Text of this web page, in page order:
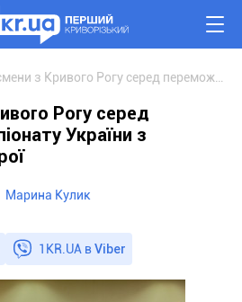
Рогу серед
України з
Марина Кулик
1KR.UA вViber